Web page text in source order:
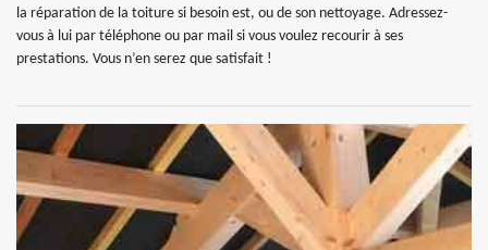
la réparation de la toiture si besoin est, ou de son nettoyage. Adressez-
vous à lui par téléphone ou par mail si vous voulez recourir à ses
prestations. Vous n’en serez que satisfait !